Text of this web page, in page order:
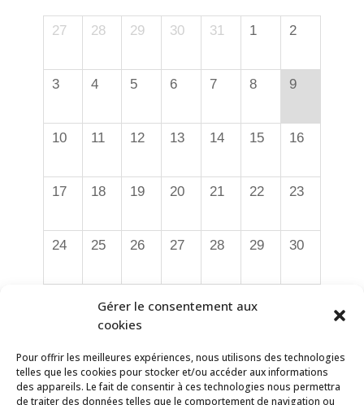
Gérer le consentement aux
cookies
Pour offrir les meilleures expériences, nous utilisons des technologies
telles que les cookies pour stocker et/ou accéder aux informations
des appareils. Le fait de consentir à ces technologies nous permettra
de traiter des données telles que le comportement de navigation ou
27 28 29 30 31 1 2
3 4 5 6 7 8 9
10 11 12 13 14 15 16
17 18 19 20 21 22 23
24 25 26 27 28 29 30
2
Demain - Projets et
suggestions